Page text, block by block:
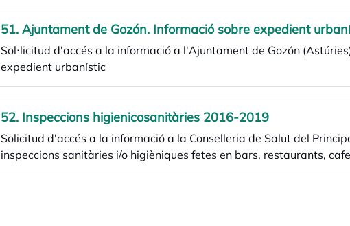
51. Ajuntament de Gozón. Informació sobre expedient
Sol·licitud d'accés a la informació a l'Ajuntament de Gozón
expedient urbanístic
52. Inspeccions higienicosanitàries 2016-2019
Solicitud d'accés a la informació a la Conselleria de Salut del
inspeccions sanitàries i/o higièniques fetes en bars, restaurants,